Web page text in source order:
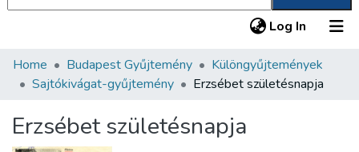
Log In (current)
Communities & Collections
Statistics
Home Budapest Gyűjtemény
Különgyűjtemények
Sajtókivágat-gyűjtemény
Erzsébet születésnapja
Erzsébet születésnapja